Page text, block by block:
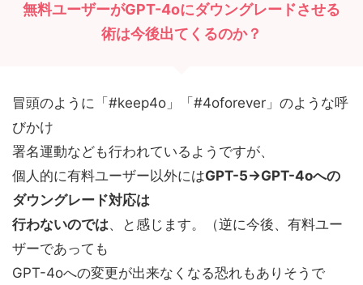
無料ユーザーがGPT-4oにダウングレードさせる
術は今後出てくるのか？
冒頭のように「#keep4o」「#4oforever」のような呼
びかけ
署名運動なども行われているようですが、
個人的に有料ユーザー以外にはGPT-5→GPT-4oへの
ダウングレード対応は
行わないのでは、と感じます。（逆に今後、有料ユー
ザーであっても
GPT-4oへの変更が出来なくなる恐れもありそうで